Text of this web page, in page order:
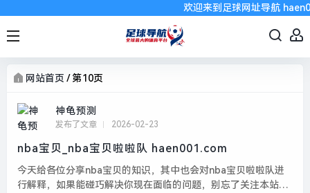
欢迎来到足球网址导航
网站首页 /第10页
神龟预测
发布了文章 2026-02-23
nba宝贝_nba宝贝啦啦队 haen001.com
今天给各位分享nba宝贝的知识，其中也会对nba宝贝啦啦队进
行解释，如果能碰巧解决你现在面临的问题，别忘了关注本站，